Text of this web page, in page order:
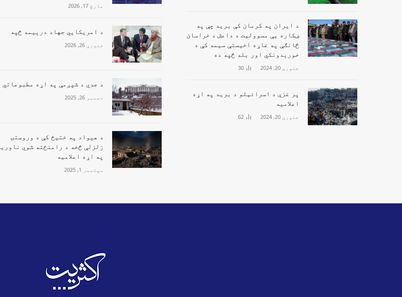
د ايران په کرمان کې بريد چې په
ښکاره يې مسووليت د داعش د خراسان
څانګې په غاړه اخيستې سیمه کې د
خورېدونکي اور بله څپه ده
جنوري 20, 2024 30
پر غزې د اسرائیلو د برید په اړه
اعلامیه
جنوري 20, 2024 62
مارچ 17, 2026
‏د امریکايي جهاد درېیمه څپه
جنوري 26, 2026
د جدي د شپږمې په اړه مطبوعاتي
دسمبر 26, 2025
‏د هېواد په ختیځ کې د وروستۍ
زلزلې څخه د رامنځته شوي
په اړه اعلامیه
سپتمبر 1, 2025